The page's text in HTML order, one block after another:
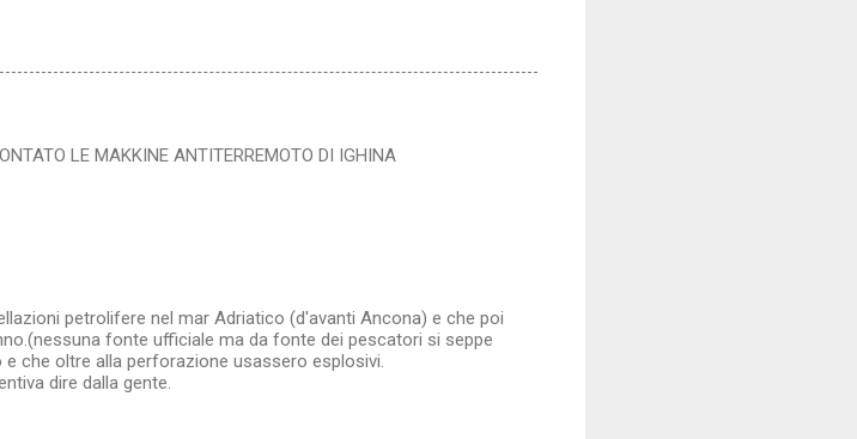
LE MAKKINE ANTITERREMOTO DI IGHINA
petrolifere nel mar Adriatico (d'avanti Ancona) e che poi
fonte ufficiale ma da fonte dei pescatori si seppe
che oltre alla perforazione usassero esplosivi.
dire dalla gente.